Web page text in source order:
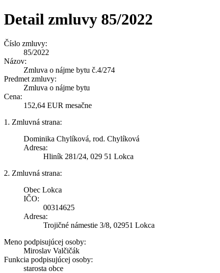
Detail zmluvy 85/2022
Číslo zmluvy:
85/2022
Názov:
Zmluva o nájme bytu č.4/274
Predmet zmluvy:
Zmluva o nájme bytu
Cena:
152,64 EUR mesačne
1. Zmluvná strana:
Dominika Chylíková, rod. Chylíková
Adresa:
Hliník 281/24, 029 51 Lokca
2. Zmluvná strana:
Obec Lokca
IČO:
00314625
Adresa:
Trojičné námestie 3/8, 02951 Lokca
Meno podpisujúcej osoby:
Miroslav Valčičák
Funkcia podpisujúcej osoby:
starosta obce